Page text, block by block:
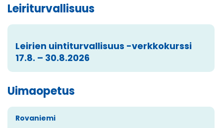
Leiriturvallisuus
Leirien uintiturvallisuus -verkkokurssi
17.8. – 30.8.2026
Uimaopetus
Rovaniemi